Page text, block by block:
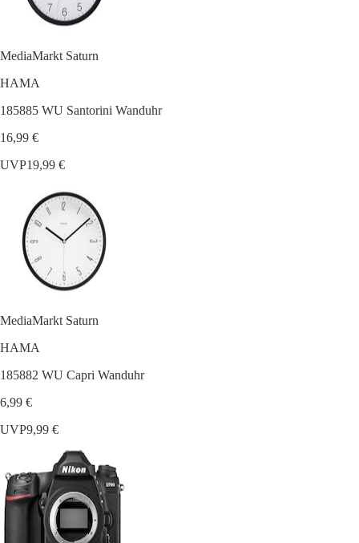
MediaMarkt Saturn
HAMA
185885 WU Santorini Wanduhr
16,99 €
UVP19,99 €
MediaMarkt Saturn
HAMA
185882 WU Capri Wanduhr
6,99 €
UVP9,99 €